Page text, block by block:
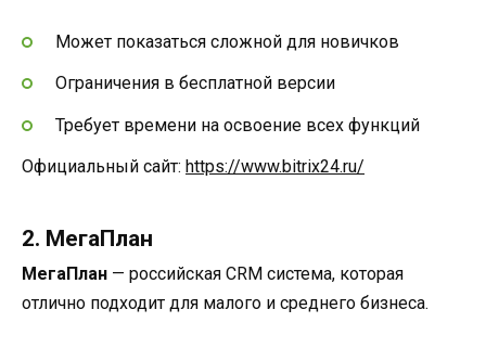
Может показаться сложной для новичков
Ограничения в бесплатной версии
Требует времени на освоение всех функций
Официальный сайт: https://www.bitrix24.ru/
2. МегаПлан
МегаПлан — российская CRM система, которая
отлично подходит для малого и среднего бизнеса.